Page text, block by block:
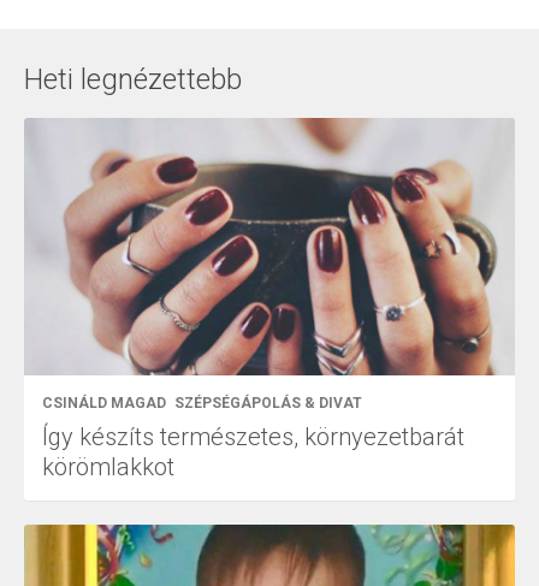
Heti legnézettebb
CSINÁLD MAGAD SZÉPSÉGÁPOLÁS & DIVAT
Így készíts természetes, környezetbarát
körömlakkot